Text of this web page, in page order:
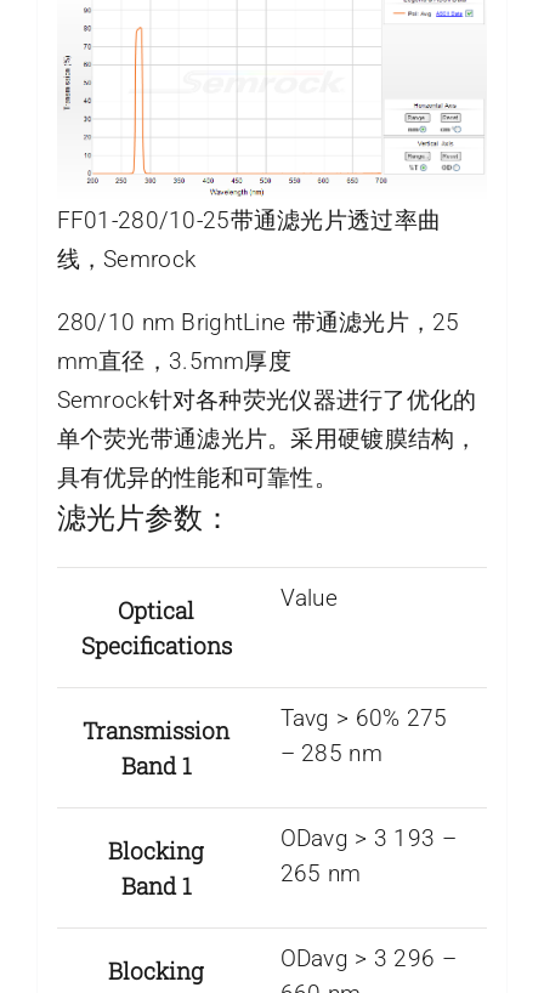
FF01-280/10-25带通滤光片透过率曲
线，Semrock
280/10 nm BrightLine 带通滤光片，25
mm直径，3.5mm厚度
Semrock针对各种荧光仪器进行了优化的
单个荧光带通滤光片。采用硬镀膜结构，
具有优异的性能和可靠性。
滤光片参数：
Optical
Specifications
Value
Transmission
Band 1
Tavg > 60% 275
– 285 nm
Blocking
Band 1
ODavg > 3 193 –
265 nm
Blocking
ODavg > 3 296 –